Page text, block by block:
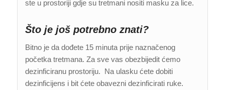
ste u prostoriji gdje su tretmani nositi masku za lice.
Što je još potrebno znati?
Bitno je da dođete 15 minuta prije naznačenog
početka tretmana. Za sve vas obezbijedit ćemo
dezinficiranu prostoriju. Na ulasku ćete dobiti
dezinficijens i bit ćete obavezni dezinficirati ruke.